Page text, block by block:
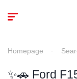
Homepage
✨🚗 Ford